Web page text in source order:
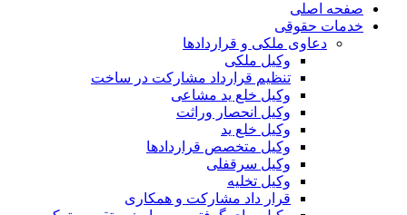
صفحه اصلی
خدمات حقوقی
دعاوی ملکی و قراردادها
وکیل ملکی
تنظیم قرارداد مشارکت در ساخت
وکیل خلع ید مشاعی
وکیل انحصار وراثت
وکیل خلع ید
وکیل متخصص قراردادها
وکیل سرقفلی
وکیل تخلیه
قرار داد مشارکت و همکاری